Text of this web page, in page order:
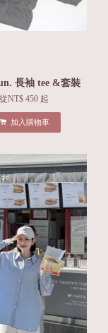
長袖 tee &套裝
從NT$ 450 起
加入購物車